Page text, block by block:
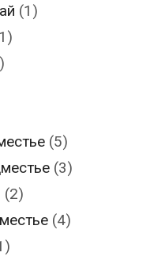
(1)
(5)
(3)
(2)
(4)